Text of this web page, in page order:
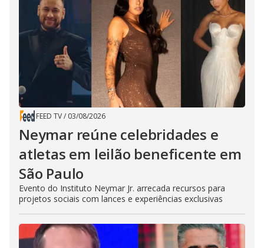
FEED TV/ 03/08/2026
Neymar reúne celebridades e
atletas em leilão beneficente em
São Paulo
Evento do Instituto Neymar Jr. arrecada recursos para
projetos sociais com lances e experiências exclusivas